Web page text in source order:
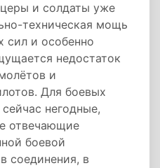
и солдаты уже
техническая мощь
сил и особенно
недостаток
и
Для боевых
негодные,
отвечающие
боевой
соединения, в